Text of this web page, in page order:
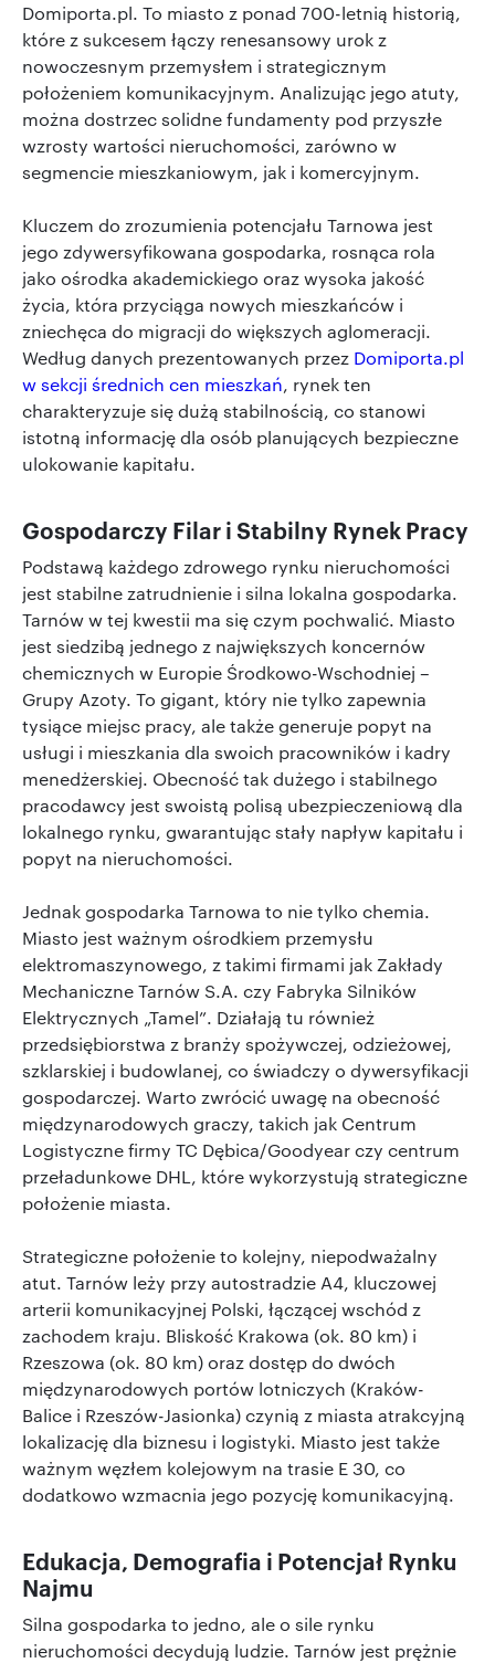
Domiporta.pl. To miasto z ponad 700-letnią historią,
które z sukcesem łączy renesansowy urok z
nowoczesnym przemysłem i strategicznym
położeniem komunikacyjnym. Analizując jego atuty,
można dostrzec solidne fundamenty pod przyszłe
wzrosty wartości nieruchomości, zarówno w
segmencie mieszkaniowym, jak i komercyjnym.
Kluczem do zrozumienia potencjału Tarnowa jest
jego zdywersyfikowana gospodarka, rosnąca rola
jako ośrodka akademickiego oraz wysoka jakość
życia, która przyciąga nowych mieszkańców i
zniechęca do migracji do większych aglomeracji.
Według danych prezentowanych przez Domiporta.pl
w sekcji średnich cen mieszkań, rynek ten
charakteryzuje się dużą stabilnością, co stanowi
istotną informację dla osób planujących bezpieczne
ulokowanie kapitału.
Gospodarczy Filar i Stabilny Rynek Pracy
Podstawą każdego zdrowego rynku nieruchomości
jest stabilne zatrudnienie i silna lokalna gospodarka.
Tarnów w tej kwestii ma się czym pochwalić. Miasto
jest siedzibą jednego z największych koncernów
chemicznych w Europie Środkowo-Wschodniej –
Grupy Azoty. To gigant, który nie tylko zapewnia
tysiące miejsc pracy, ale także generuje popyt na
usługi i mieszkania dla swoich pracowników i kadry
menedżerskiej. Obecność tak dużego i stabilnego
pracodawcy jest swoistą polisą ubezpieczeniową dla
lokalnego rynku, gwarantując stały napływ kapitału i
popyt na nieruchomości.
Jednak gospodarka Tarnowa to nie tylko chemia.
Miasto jest ważnym ośrodkiem przemysłu
elektromaszynowego, z takimi firmami jak Zakłady
Mechaniczne Tarnów S.A. czy Fabryka Silników
Elektrycznych „Tamel”. Działają tu również
przedsiębiorstwa z branży spożywczej, odzieżowej,
szklarskiej i budowlanej, co świadczy o dywersyfikacji
gospodarczej. Warto zwrócić uwagę na obecność
międzynarodowych graczy, takich jak Centrum
Logistyczne firmy TC Dębica/Goodyear czy centrum
przeładunkowe DHL, które wykorzystują strategiczne
położenie miasta.
Strategiczne położenie to kolejny, niepodważalny
atut. Tarnów leży przy autostradzie A4, kluczowej
arterii komunikacyjnej Polski, łączącej wschód z
zachodem kraju. Bliskość Krakowa (ok. 80 km) i
Rzeszowa (ok. 80 km) oraz dostęp do dwóch
międzynarodowych portów lotniczych (Kraków-
Balice i Rzeszów-Jasionka) czynią z miasta atrakcyjną
lokalizację dla biznesu i logistyki. Miasto jest także
ważnym węzłem kolejowym na trasie E 30, co
dodatkowo wzmacnia jego pozycję komunikacyjną.
Edukacja, Demografia i Potencjał Rynku
Najmu
Silna gospodarka to jedno, ale o sile rynku
nieruchomości decydują ludzie. Tarnów jest prężnie